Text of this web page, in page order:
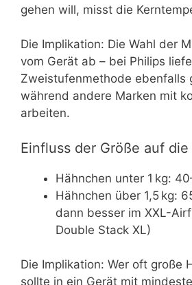
gehen will, misst die
Die Implikation: Die Wahl der
vom Gerät ab – bei Philips
Zweistufenmethode ebenfalls
während andere Marken mit
arbeiten.
Einfluss der Größe auf
Hähnchen unter 1 kg:
Hähnchen über 1,5 kg:
dann besser im XXL-
Double Stack XL)
Die Implikation: Wer oft große
sollte in ein Gerät mit